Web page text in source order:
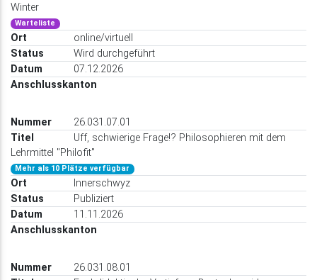
Winter
Warteliste
online/virtuell
Wird durchgeführt
07.12.2026
26.031.07.01
Uff, schwierige Frage!? Philosophieren mit dem
Lehrmittel "Philofit"
Mehr als 10 Plätze verfügbar
Innerschwyz
Publiziert
11.11.2026
26.031.08.01